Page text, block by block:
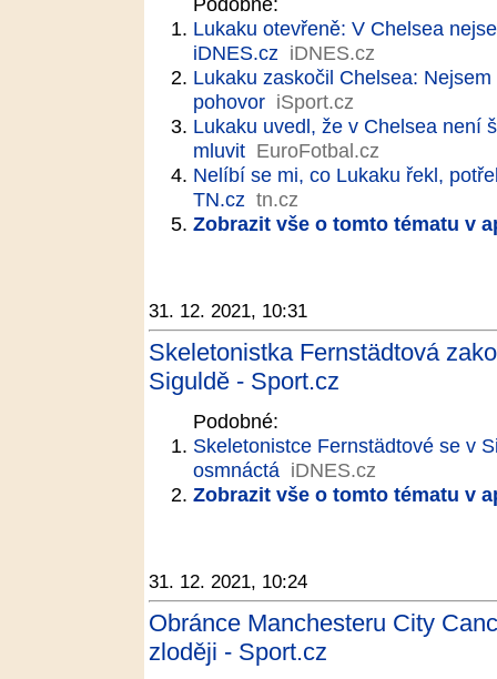
Lukaku otevřeně: V Chelsea
iDNES.cz iDNES.cz
Lukaku zaskočil Chelsea:
pohovor iSport.cz
Lukaku uvedl, že v Chelsea není
mluvit EuroFotbal.cz
Nelíbí se mi, co Lukaku řekl,
TN.cz tn.cz
Zobrazit vše o tomto tématu v
31. 12. 2021, 10:31
Skeletonistka Fernstädtová
Siguldě - Sport.cz
Podobné:
Skeletonistce Fernstädtové se v
osmnáctá iDNES.cz
Zobrazit vše o tomto tématu v
31. 12. 2021, 10:24
Obránce Manchesteru City
zloději - Sport.cz